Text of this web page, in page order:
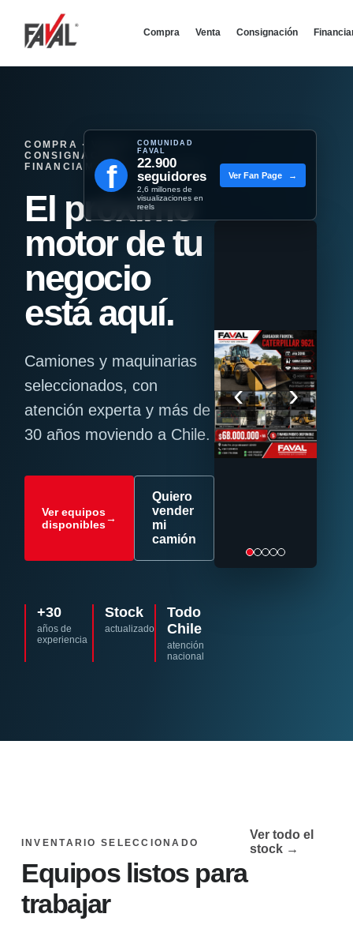
Compra Venta Consignación
COMPRA · VENTA ·
CONSIGNACIÓN ·
FINANCIAMIENTO - REMATES
El próximo
motor de tu
negocio
está aquí.
Camiones y maquinarias
seleccionados, con
atención experta y más de
30 años moviendo a Chile.
Ver equipos
disponibles→
Quiero
vender
mi
camión
+30
años de
experiencia
Stock
actualizado
Todo
Chile
atención
nacional
f
COMUNIDAD
FAVAL
22.900
seguidores
2,6 millones de
visualizaciones en
reels
Ver Fan Page →
‹ ›
INVENTARIO SELECCIONADO
Equipos listos para
trabajar
Ver todo el
stock →